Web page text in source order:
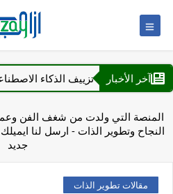
آخر الأخبار
تكشف تزييف الذكاء الاصطناعي
المنصة التي ولدت من شغف الفن
النجاح وتطوير الذات - ارسل لنا
جديد
مقالات تطوير الذات